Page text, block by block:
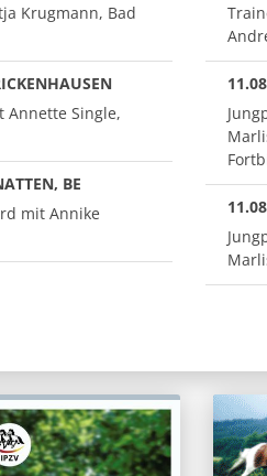
Krugmann, Bad
Annette Single,
BE
mit Annike